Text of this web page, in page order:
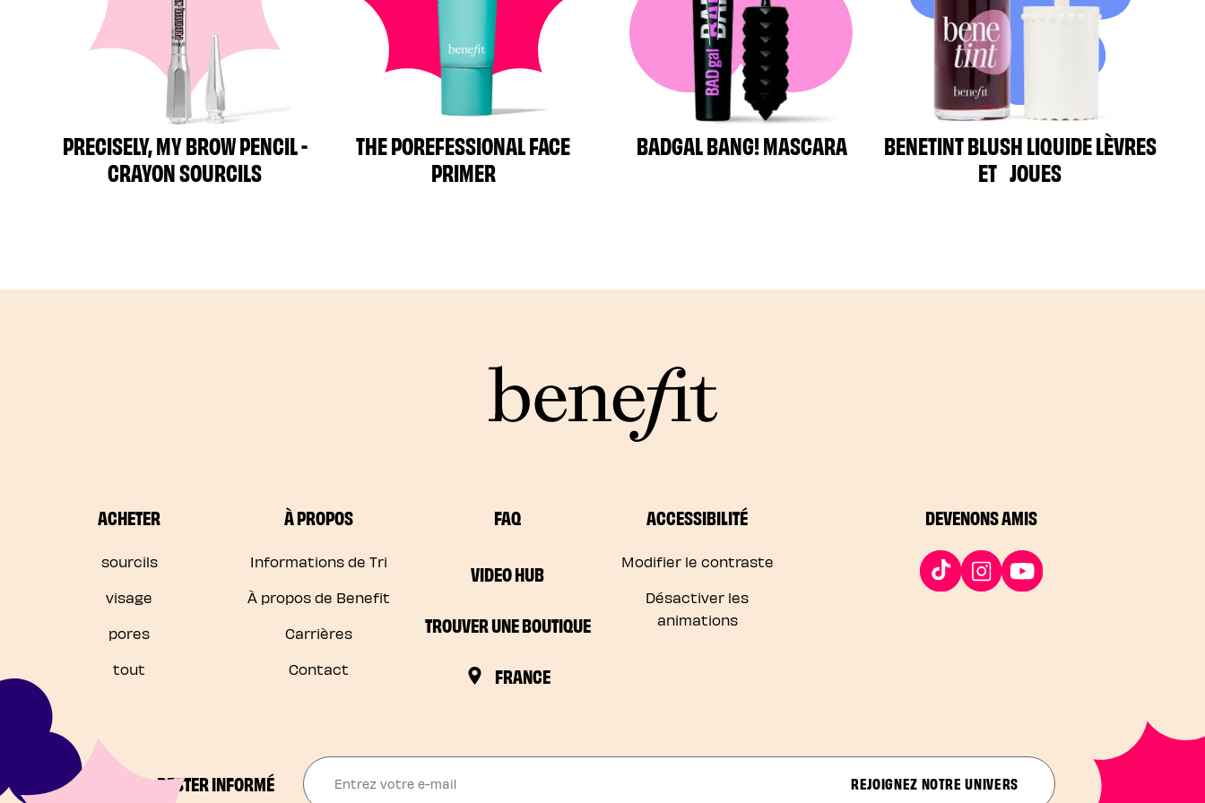
PRECISELY, MY BROW PENCIL -
CRAYON SOURCILS
THE POREFESSIONAL FACE
PRIMER
BADGAL BANG! MASCARA
BENETINT BLUSH LIQUIDE LÈVRES
ET JOUES
ACHETER
sourcils
visage
pores
tout
À PROPOS
Informations de Tri
À propos de Benefit
Carrières
Contact
FAQ
VIDEO HUB
TROUVER UNE BOUTIQUE
FRANCE
ACCESSIBILITÉ
Modifier le contraste
Désactiver les
animations
DEVENONS AMIS
RESTER INFORMÉ
Entrez votre e-mail
REJOIGNEZ NOTRE UNIVERS